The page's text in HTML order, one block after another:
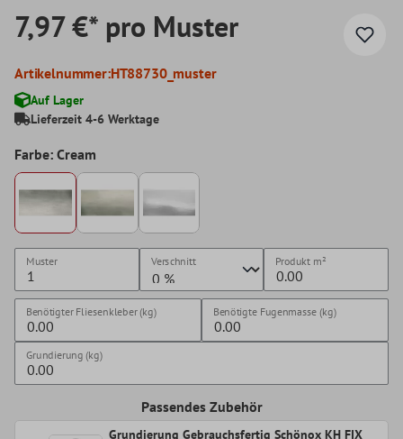
7,97 €* pro Muster
Artikelnummer:HT88730_muster
Auf Lager
Lieferzeit 4-6 Werktage
Farbe: Cream
Muster Verschnitt Produkt m²
Benötigter Fliesenkleber (kg) Benötigte Fugenmasse (kg)
Grundierung (kg)
Passendes Zubehör
Grundierung Gebrauchsfertig Schönox KH FIX